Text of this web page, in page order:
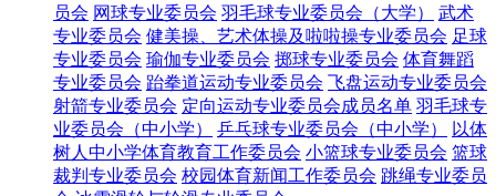
员会 网球专业委员会 羽毛球专业委员会（大学）
武术
专业委员会 健美操、艺术体操及啦啦操专业委员会 足球
专业委员会 瑜伽专业委员会 掷球专业委员会 体育舞蹈
专业委员会 跆拳道运动专业委员会 飞盘运动专业委员会
射箭专业委员会 定向运动专业委员会成员名单 羽毛球专
业委员会（中小学）
乒乓球专业委员会（中小学）
以体
树人中小学体育教育工作委员会 小篮球专业委员会 篮球
裁判专业委员会 校园体育新闻工作委员会 跳绳专业委员